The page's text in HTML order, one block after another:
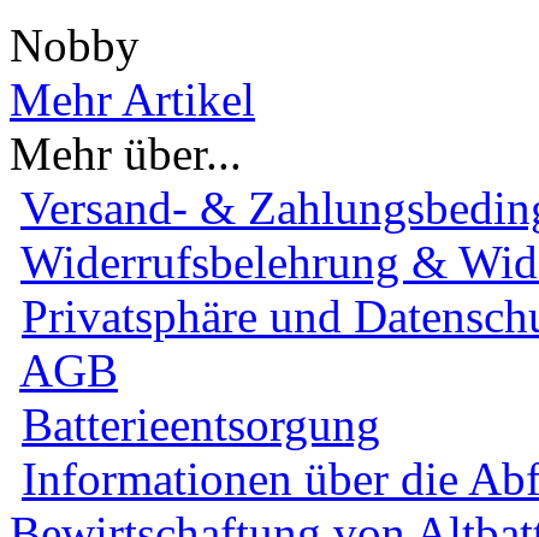
Nobby
Mehr Artikel
Mehr über...
Versand- &
Widerrufsbelehrung &
Privatsphäre und
AGB
Batterieentsorgung
Informationen über die